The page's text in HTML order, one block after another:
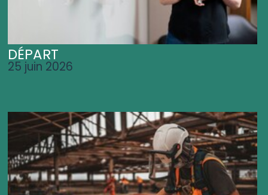
DÉPART
25 juin 2026